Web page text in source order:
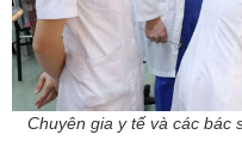
Chuyên gia y tế và các bác